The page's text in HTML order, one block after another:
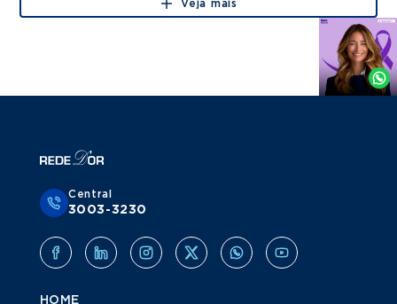
Veja mais
Agende
Whatsapp
Central
3003-3230
HOME